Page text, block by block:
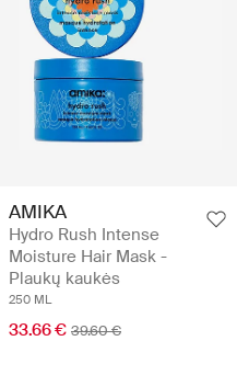
AMIKA
Hydro Rush Intense
Moisture Hair Mask -
Plaukų kaukės
250 ML
33.66 € 39.60 €